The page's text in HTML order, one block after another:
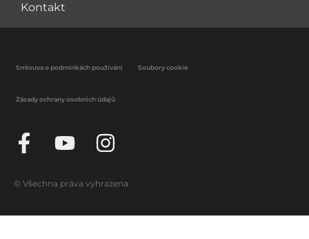
Kontakt
Smlouva o podmínkách používání Soubory cookie
Zásady ochrany osobních údajů
© Všechna práva vyhrazena